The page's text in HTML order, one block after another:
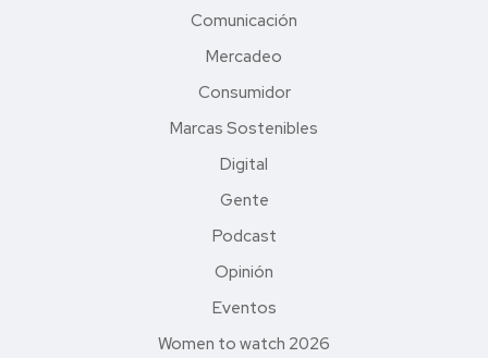
Comunicación
Mercadeo
Consumidor
Marcas Sostenibles
Digital
Gente
Podcast
Opinión
Eventos
Women to watch 2026